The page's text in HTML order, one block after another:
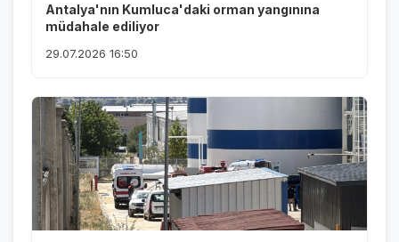
Antalya'nın Kumluca'daki orman yangınına
müdahale ediliyor
29.07.2026 16:50